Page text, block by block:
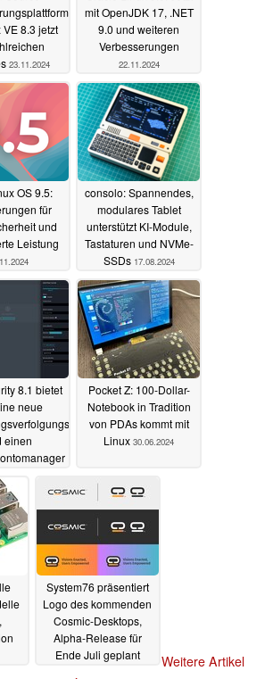
VE 8.3 jetzt
23.11.2024
mit OpenJDK 17, .NET
9.0 und weiteren
Verbesserungen
22.11.2024
OS 9.5:
für
und
Leistung
consolo: Spannendes,
modulares Tablet
unterstützt KI-Module,
Tastaturen und NVMe-
SSDs 17.08.2024
8.1 bietet
neue
einen
Pocket Z: 100-Dollar-
Notebook in Tradition
von PDAs kommt mit
Linux 30.06.2024
System76 präsentiert
Logo des kommenden
Cosmic-Desktops,
Alpha-Release für
Ende Juli geplant
Weitere Artikel